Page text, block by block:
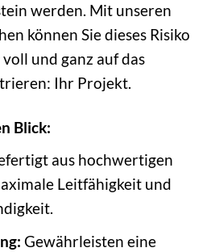
werden. Mit unseren
können Sie dieses Risiko
und ganz auf das
Ihr Projekt.
Blick:
aus hochwertigen
Leitfähigkeit und
Gewährleisten eine